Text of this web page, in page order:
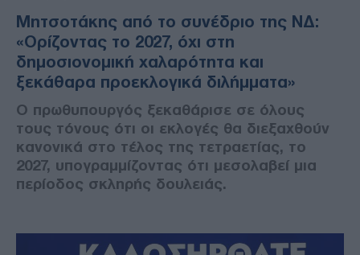
Μητσοτάκης από το συνέδριο της ΝΔ:
«Ορίζοντας το 2027, όχι στη
δημοσιονομική χαλαρότητα και
ξεκάθαρα προεκλογικά διλήμματα»
Ο πρωθυπουργός ξεκαθάρισε σε όλους
τους τόνους ότι οι εκλογές θα διεξαχθούν
κανονικά στο τέλος της τετραετίας, το
2027, υπογραμμίζοντας ότι μεσολαβεί μια
περίοδος σκληρής δουλειάς.